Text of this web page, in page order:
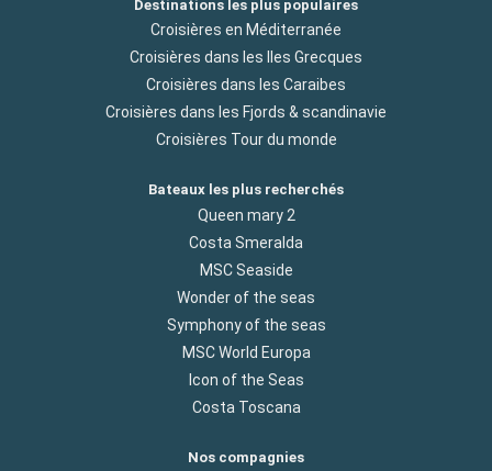
Destinations les plus populaires
Croisières en Méditerranée
Croisières dans les Iles Grecques
Croisières dans les Caraibes
Croisières dans les Fjords & scandinavie
Croisières Tour du monde
Bateaux les plus recherchés
Queen mary 2
Costa Smeralda
MSC Seaside
Wonder of the seas
Symphony of the seas
MSC World Europa
Icon of the Seas
Costa Toscana
Nos compagnies